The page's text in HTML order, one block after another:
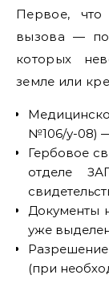
Первое, что
вызова —
которых
земле или
№106/у-08)
Гербовое
отделе
Документы
уже
(при